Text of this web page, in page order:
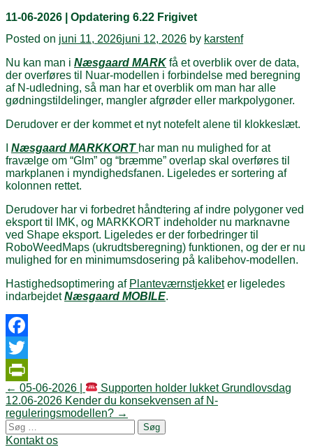
11-06-2026 | Opdatering 6.22 Frigivet
Posted on juni 11, 2026juni 12, 2026 by karstenf
Nu kan man i Næsgaard MARKfå et overblik over de data,
der overføres til Nuar-modellen i forbindelse med beregning
af N-udledning, så man har et overblik om man har alle
gødningstildelinger, mangler afgrøder eller markpolygoner.
Derudover er der kommet et nyt notefelt alene til klokkeslæt.
Næsgaard MARKKORT har man nu mulighed for at
fravælge om “Glm” og “bræmme” overlap skal overføres til
markplanen i myndighedsfanen. Ligeledes er sortering af
kolonnen rettet.
Derudover har vi forbedret håndtering af indre polygoner ved
eksport til IMK, og MARKKORT indeholder nu marknavne
ved Shape eksport. Ligeledes er der forbedringer til
RoboWeedMaps (ukrudtsberegning) funktionen, og der er nu
mulighed for en minimumsdosering på kalibehov-modellen.
Hastighedsoptimering af Planteværnstjekketer ligeledes
indarbejdetNæsgaard MOBILE.
Facebook
Twitter
PrintFriendly
Post
navigation
← 05-06-2026 |
Supporten holder lukket Grundlovsdag
12.06-2026 Kender du konsekvensen af N-
reguleringsmodellen? →
Søg
efter:
Kontakt os